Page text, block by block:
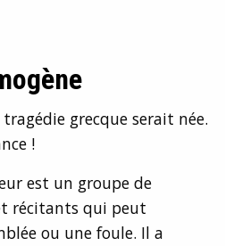
grecque serait née.
!
est un groupe de
récitants qui peut
ou une foule. Il a